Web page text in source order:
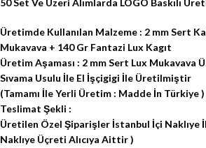
50 Set Ve Üzeri Alımlarda LOGO Baskılı
Üretimde Kullanılan Malzeme : 2 mm Sert
Mukavava + 140 Gr Fantazi Lux Kagıt
Üretim Aşaması : 2 mm Sert Lux Mukavava
Sıvama Usulu İle El İşçigigi İle Üretilmiştir
(Tamamı İle Yerli Üretim : Madde İn Türkiye )
Teslimat Şekli :
Üretilen Özel Şiparişler İstanbul İçi Naklıye
Naklıye Üçreti Alıcıya Aittir )